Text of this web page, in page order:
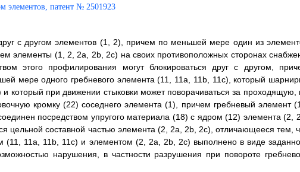
с другом элементов (1, 2), причем по меньшей мере один из
элементы (1, 2, 2a, 2b, 2c) на своих противоположных сторонах
этого профилирования могут блокироваться друг с другом,
мере одного гребневого элемента (11, 11a, 11b, 11c), который
который при движении стыковки может поворачиваться за проходящую,
кромку (22) соседнего элемента (1), причем гребневый элемент
посредством упругого материала (18) с ядром (12) элемента (2,
цельной составной частью элемента (2, 2a, 2b, 2c), отличающееся тем,
11a, 11b, 11c) и элементом (2, 2a, 2b, 2c) выполнено в виде
нарушения, в частности разрушения при повороте